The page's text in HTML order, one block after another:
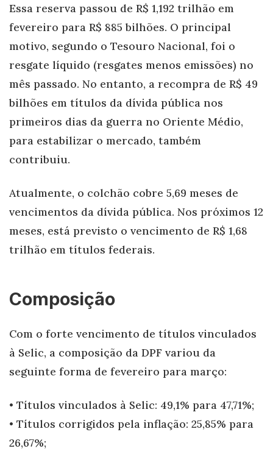
Essa reserva passou de R$ 1,192 trilhão em
fevereiro para R$ 885 bilhões. O principal
motivo, segundo o Tesouro Nacional, foi o
resgate líquido (resgates menos emissões) no
mês passado. No entanto, a recompra de R$ 49
bilhões em títulos da dívida pública nos
primeiros dias da guerra no Oriente Médio,
para estabilizar o mercado, também
contribuiu.
Atualmente, o colchão cobre 5,69 meses de
vencimentos da dívida pública. Nos próximos 12
meses, está previsto o vencimento de R$ 1,68
trilhão em títulos federais.
Composição
Com o forte vencimento de títulos vinculados
à Selic, a composição da DPF variou da
seguinte forma de fevereiro para março:
• Títulos vinculados à Selic: 49,1% para 47,71%;
• Títulos corrigidos pela inflação: 25,85% para
26,67%;